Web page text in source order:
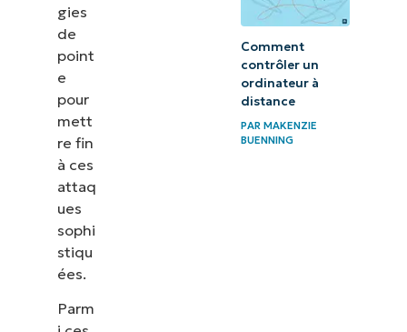
gies
de
point
e
pour
mett
re fin
à ces
attaq
ues
sophi
stiqu
ées.
Parm
Comment
contrôler un
ordinateur à
distance
PAR MAKENZIE
BUENNING